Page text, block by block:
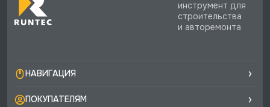
инструмент для
строительства
и авторемонта
НАВИГАЦИЯ
ПОКУПАТЕЛЯМ